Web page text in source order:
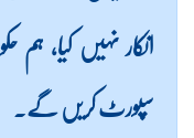
انکار نہیں کیا،
سپورٹ کریں گے۔